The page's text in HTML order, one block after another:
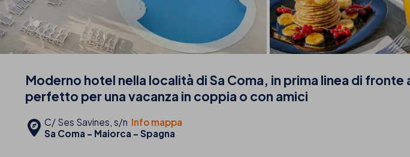
Moderno hotel nella località di Sa Coma, in prima linea di fronte
perfetto per una vacanza in coppia o con amici
C/ Ses Savines, s/n Info mappa
Sa Coma - Maiorca - Spagna